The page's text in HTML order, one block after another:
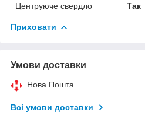
Центруюче свердло
Так
Приховати
Умови доставки
Нова Пошта
Всі умови доставки